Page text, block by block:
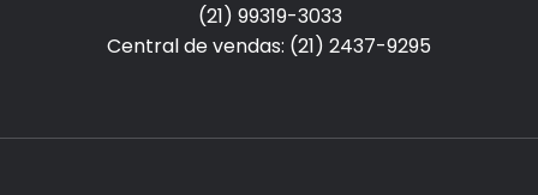
(21) 99319-3033
Central de vendas: (21) 2437-9295